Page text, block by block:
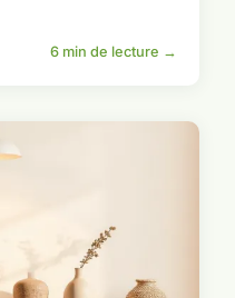
6 min de lecture →